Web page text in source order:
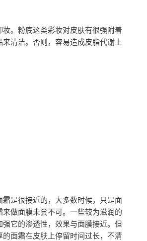
。粉底这类彩妆对皮肤有很强附着
清洁。否则，容易造成皮脂代谢上
是很接近的，大多数时候，只是面
做面膜未尝不可。一些较为滋润的
它的渗透性，效果与面膜接近。但
面霜在皮肤上停留时间过长，不清